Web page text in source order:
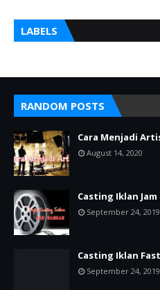
LABELS
RANDOM POSTS
Cara Menjadi
August 14, 2020
Casting Iklan
September 24, 2019
Casting Iklan
September 24, 2019